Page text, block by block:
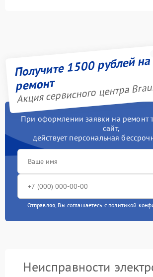
Получите 1500 рублей на
ремонт
Акция сервисного центра
При оформлении заявки на ремонт
сайт,
действует персональная
Отправляя, Вы соглашаетесь с политикой
Неисправности